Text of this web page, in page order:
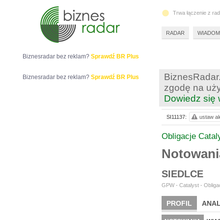
zgodę na
Dowiedz się
Obligacje
SIEDLCE
GPW - Catalyst -
PROFIL
SI11137: ustaw
Biznesradar bez reklam? Sprawdź BR Plus
Biznesradar bez reklam? Sprawdź BR Plus
Trwa łączenie z
RADAR